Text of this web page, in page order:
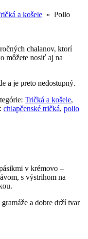
a košele » Pollo
chalanov, ktorí
môžete nosiť aj na
a je preto nedostupný.
Tričká a košele,
chlapčenské tričká, pollo
v krémovo –
s výstrihom na
a dobre drží tvar